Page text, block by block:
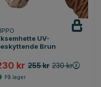
UV-
Brun
kr 255 kr 230 kr